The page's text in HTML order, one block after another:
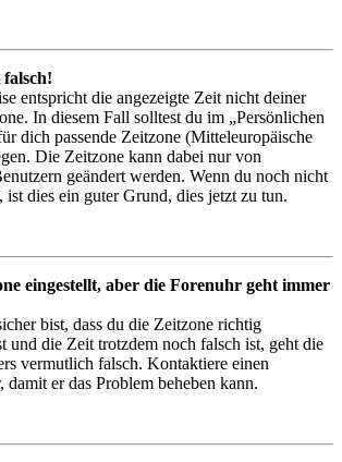
entspricht die angezeigte Zeit nicht deiner
In diesem Fall solltest du im „Persönlichen
dich passende Zeitzone (Mitteleuropäische
Die Zeitzone kann dabei nur von
geändert werden. Wenn du noch nicht
ist dies ein guter Grund, dies jetzt zu tun.
eingestellt, aber die Forenuhr geht immer
bist, dass du die Zeitzone richtig
und die Zeit trotzdem noch falsch ist, geht die
vermutlich falsch. Kontaktiere einen
damit er das Problem beheben kann.